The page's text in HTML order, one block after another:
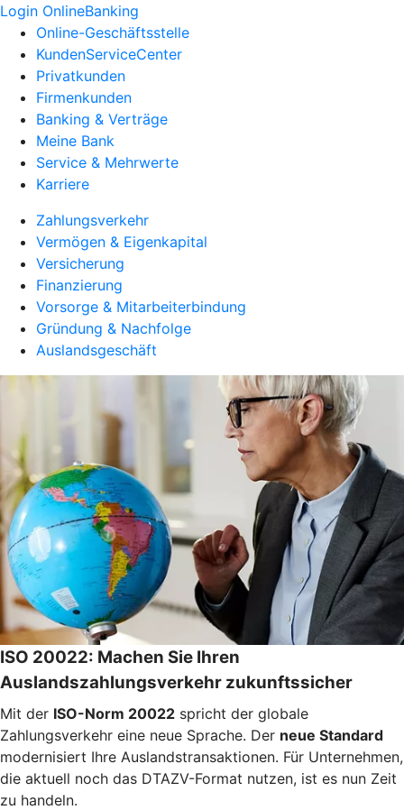
Login OnlineBanking
Online-Geschäftsstelle
KundenServiceCenter
Privatkunden
Firmenkunden
Banking & Verträge
Meine Bank
Service & Mehrwerte
Karriere
Zahlungsverkehr
Vermögen & Eigenkapital
Versicherung
Finanzierung
Vorsorge & Mitarbeiterbindung
Gründung & Nachfolge
Auslandsgeschäft
ISO 20022: Machen Sie Ihren
Auslandszahlungsverkehr zukunftssicher
Mit der ISO-Norm 20022 spricht der globale
Zahlungsverkehr eine neue Sprache. Der neue Standard
modernisiert Ihre Auslandstransaktionen. Für Unternehmen,
die aktuell noch das DTAZV-Format nutzen, ist es nun Zeit
zu handeln.